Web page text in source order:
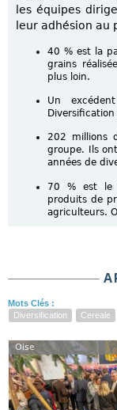
les équipes
leur adhésion au
40 % est la
grains
plus loin.
Un
202 millions
groupe. Ils
années de
70 % est le
produits de
agriculteurs.
Mots Clés :
Diversification
Cereale
Oise